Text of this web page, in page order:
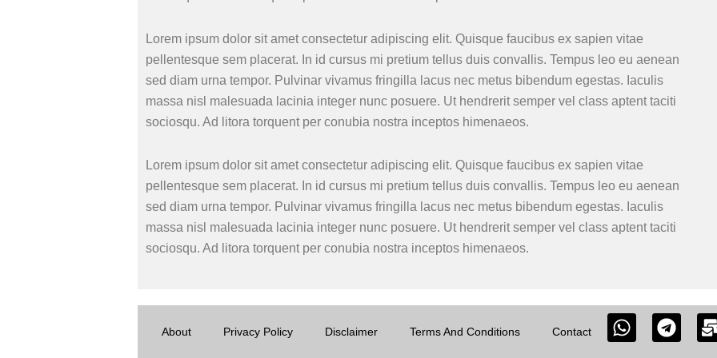
Lorem ipsum dolor sit amet consectetur adipiscing elit. Quisque faucibus ex sapien vitae
pellentesque sem placerat. In id cursus mi pretium tellus duis convallis. Tempus leo eu aenean
sed diam urna tempor. Pulvinar vivamus fringilla lacus nec metus bibendum egestas. Iaculis
massa nisl malesuada lacinia integer nunc posuere. Ut hendrerit semper vel class aptent taciti
sociosqu. Ad litora torquent per conubia nostra inceptos himenaeos.
Lorem ipsum dolor sit amet consectetur adipiscing elit. Quisque faucibus ex sapien vitae
pellentesque sem placerat. In id cursus mi pretium tellus duis convallis. Tempus leo eu aenean
sed diam urna tempor. Pulvinar vivamus fringilla lacus nec metus bibendum egestas. Iaculis
massa nisl malesuada lacinia integer nunc posuere. Ut hendrerit semper vel class aptent taciti
sociosqu. Ad litora torquent per conubia nostra inceptos himenaeos.
About Privacy Policy Disclaimer Terms And Conditions Contact
W
h
T
e